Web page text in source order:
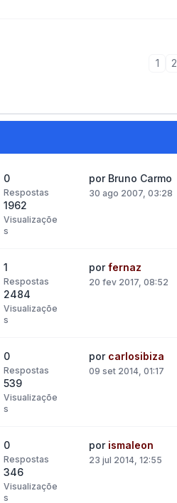
1 2
0
Respostas
1962
Visualizaçõe
s
por Bruno Carmo
30 ago 2007, 03:28
1
Respostas
2484
Visualizaçõe
s
porfernaz
20 fev 2017, 08:52
0
Respostas
539
Visualizaçõe
s
por carlosibiza
09 set 2014, 01:17
0
Respostas
346
Visualizaçõe
s
por ismaleon
23 jul 2014, 12:55